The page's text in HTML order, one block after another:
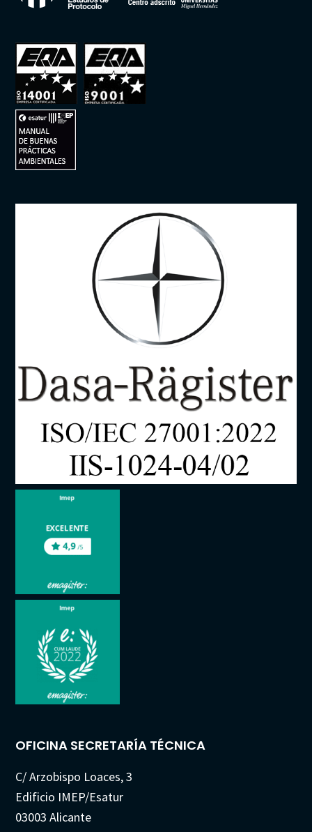
OFICINA SECRETARÍA TÉCNICA
C/ Arzobispo Loaces, 3
Edificio IMEP/Esatur
03003 Alicante